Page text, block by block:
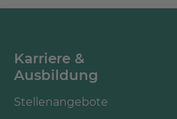
Karriere &
Ausbildung
Stellenangebote